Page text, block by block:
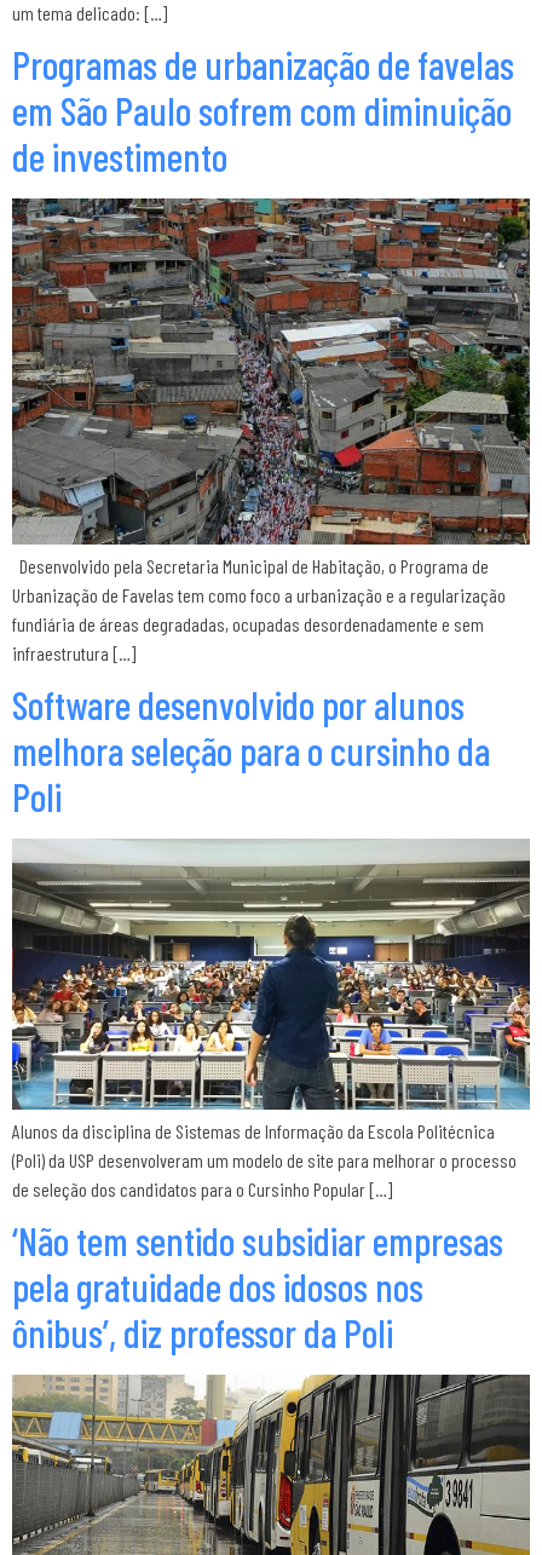
um tema delicado: […]
Programas de urbanização de favelas
em São Paulo sofrem com diminuição
de investimento
Desenvolvido pela Secretaria Municipal de Habitação, o Programa de
Urbanização de Favelas tem como foco a urbanização e a regularização
fundiária de áreas degradadas, ocupadas desordenadamente e sem
infraestrutura […]
Software desenvolvido por alunos
melhora seleção para o cursinho da
Poli
Alunos da disciplina de Sistemas de Informação da Escola Politécnica
(Poli) da USP desenvolveram um modelo de site para melhorar o processo
de seleção dos candidatos para o Cursinho Popular […]
‘Não tem sentido subsidiar empresas
pela gratuidade dos idosos nos
ônibus’, diz professor da Poli